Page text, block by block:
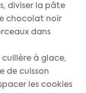
diviser la pâte
chocolat noir
dans
cuillère à glace,
de cuisson
les cookies